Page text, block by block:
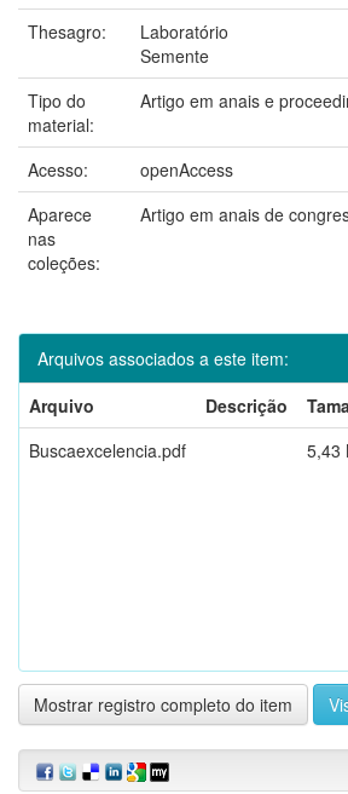
Thesagro:
Laboratório
Semente
Tipo do
material:
Artigo em anais e
Acesso:
openAccess
Aparece
nas
coleções:
Artigo em anais de
Arquivos associados a este item:
Arquivo
Descrição
Buscaexcelencia.pdf
5,43
Mostrar registro completo do item